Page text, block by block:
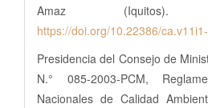
Amaz (Iquitos).
https://doi.org/10.22386/
Presidencia del Consejo de
N.° 085-2003-PCM,
Nacionales de Calidad